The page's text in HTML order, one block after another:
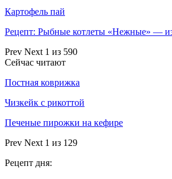
Картофель пай
Рецепт: Рыбные котлеты «Нежные» —
Prev Next 1 из 590
Сейчас читают
Постная коврижка
Чизкейк с рикоттой
Печеные пирожки на кефире
Prev Next 1 из 129
Рецепт дня: